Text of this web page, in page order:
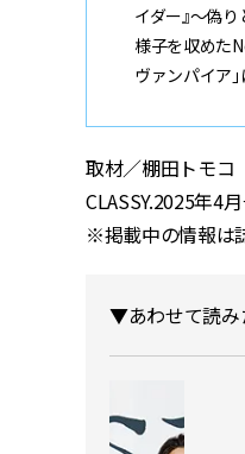
イダー』〜偽
様子を収めた
ヴァンパイア
取材／棚田トモ
CLASSY.2025年4
※掲載中の情報は
▼あわせて読み